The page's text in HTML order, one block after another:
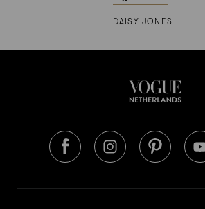
DAISY JONES